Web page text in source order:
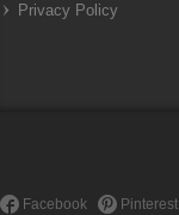
Privacy Policy
Facebook Pinterest